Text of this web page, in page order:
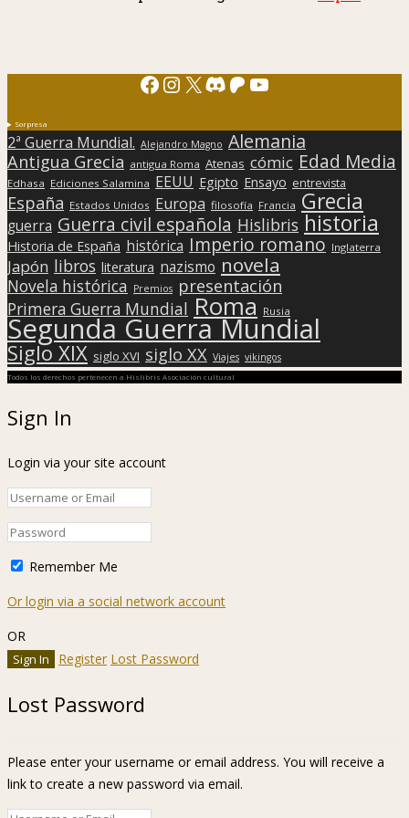
Facebook
Instagram
X Discord
Patreon
YouTube
Sorpresa
2ª Guerra Mundial. Alejandro Magno Alemania
Antigua Grecia antigua Roma Atenas cómic Edad Media
Edhasa Ediciones Salamina EEUU Egipto Ensayo entrevista
España Estados Unidos Europa filosofía Francia Grecia
guerra Guerra civil española Hislibris historia
Historia de España histórica Imperio romano Inglaterra
Japón libros literatura nazismo novela
Novela histórica Premios presentación
Primera Guerra Mundial Roma Rusia
Segunda Guerra Mundial
Siglo XIX siglo XVI siglo XX Viajes vikingos
Todos los derechos pertenecen a Hislibris Asociación cultural
Sign In
Login via your site account
Remember Me
Or login via a social network account
OR
Register Lost Password
Lost Password
Please enter your username or email address. You will receive a
link to create a new password via email.